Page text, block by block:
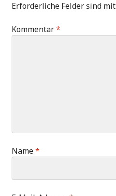
Erforderliche Felder sind mit
Kommentar*
Name*